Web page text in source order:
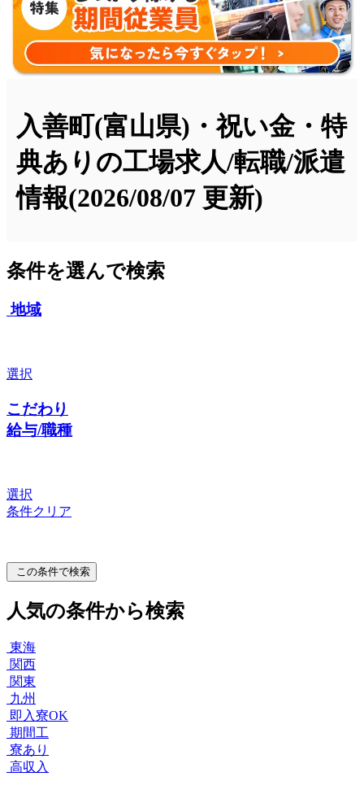
入善町(富山県)・祝い金・特
典ありの工場求人/転職/派遣
情報(2026/08/07 更新)
条件を選んで検索
地域
選択
こだわり
給与/職種
選択
条件クリア
この条件で検索
人気の条件から検索
東海
関西
関東
九州
即入寮OK
期間工
寮あり
高収入